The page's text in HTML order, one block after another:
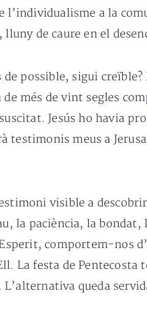
l’individualisme a la
lluny de caure en el
possible, sigui creïble?
més de vint segles
Jesús ho havia
testimonis meus a
visible a
la paciència, la
comportem-nos
La festa de Pentecosta
queda